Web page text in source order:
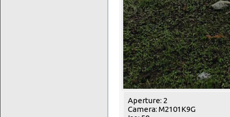
Aperture: 2
Camera: M2101K9G